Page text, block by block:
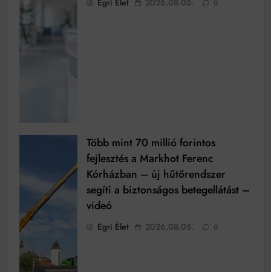
Egri Élet 2026.08.05. 0
Több mint 70 millió forintos
fejlesztés a Markhot Ferenc
Kórházban – új hűtőrendszer
segíti a biztonságos betegellátást –
videó
Egri Élet 2026.08.05. 0